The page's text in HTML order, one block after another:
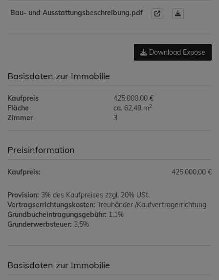
Bau- und Ausstattungsbeschreibung.pdf
Download Expose
Basisdaten zur Immobilie
Kaufpreis
425.000,00 €
Fläche
ca. 62,49 m2
Zimmer 3
Preisinformation
Kaufpreis: 425.000,00 €
Provision: 3% des Kaufpreises zzgl. 20% USt.
Vertragserrichtungskosten: Treuhänder /Kaufvertragerrichtung
Grundbucheintragungsgebühr: 1,1%
Grunderwerbsteuer: 3,5%
Basisdaten zur Immobilie